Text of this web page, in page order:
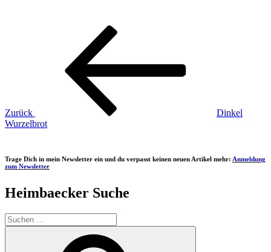
Beitragsnavigation
Zurück
Dinkel
Wurzelbrot
Trage Dich in mein Newsletter ein und du verpasst keinen neuen Artikel mehr: Anmeldung
zum Newsletter
Heimbaecker Suche
Suchen
nach: